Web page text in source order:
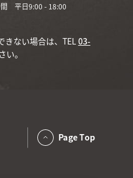
間 平日9:00 - 18:00
ない場合は、TEL 03-
い。
Page Top